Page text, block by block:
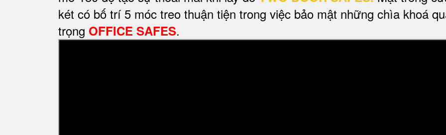
két có bố trí 5 móc treo thuận tiện trong việc bảo mật những chìa khoá
trọng OFFICE SAFES.